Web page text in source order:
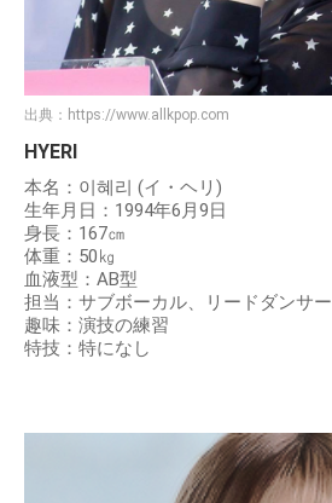
出典： https://www.allkpop.com
HYERI
本名：이혜리 (イ・ヘリ)
生年月日：1994年6月9日
身長：167㎝
体重：50㎏
血液型：AB型
担当：サブボーカル、リードダンサー
趣味：演技の練習
特技：特になし